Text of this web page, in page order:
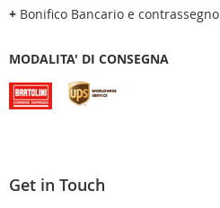
+ Bonifico Bancario e contrassegno
MODALITA' DI CONSEGNA
Get in Touch